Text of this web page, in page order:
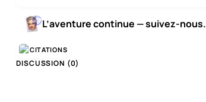
L’aventure continue — suivez-nous.
CITATIONS
DISCUSSION (0)